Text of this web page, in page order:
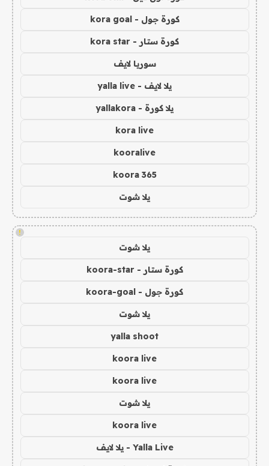
كورة جول - kora goal
كورة ستار - kora star
سوريا لايف
يلا لايف - yalla live
يلا كورة - yallakora
kora live
kooralive
koora 365
يلا شوت
!
يلا شوت
كورة ستار - koora-star
كورة جول - koora-goal
يلا شوت
yalla shoot
koora live
koora live
يلا شوت
koora live
Yalla Live - يلا لايف